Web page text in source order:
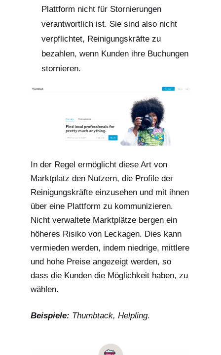
Plattform nicht für Stornierungen
verantwortlich ist. Sie sind also nicht
verpflichtet, Reinigungskräfte zu
bezahlen, wenn Kunden ihre Buchungen
stornieren.
In der Regel ermöglicht diese Art von
Marktplatz den Nutzern, die Profile der
Reinigungskräfte einzusehen und mit ihnen
über eine Plattform zu kommunizieren.
Nicht verwaltete Marktplätze bergen ein
höheres Risiko von Leckagen. Dies kann
vermieden werden, indem niedrige, mittlere
und hohe Preise angezeigt werden, so
dass die Kunden die Möglichkeit haben, zu
wählen.
Beispiele: Thumbtack, Helpling.